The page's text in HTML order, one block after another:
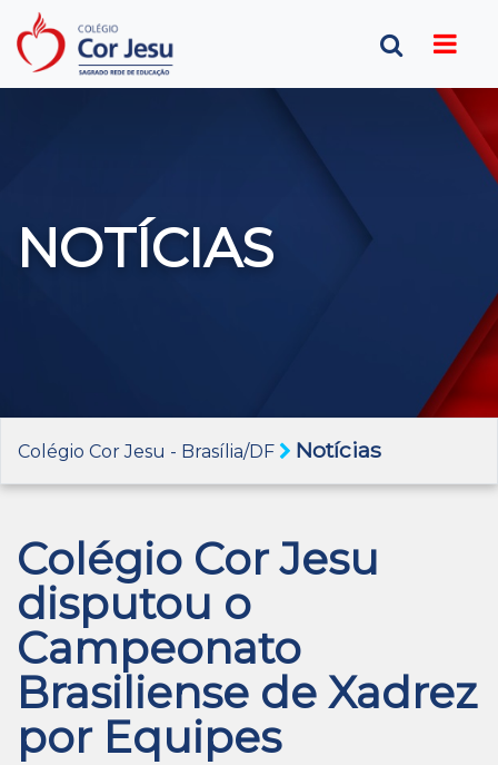
NOTÍCIAS
Colégio Cor Jesu - Brasília/DF Notícias
Colégio Cor Jesu
disputou o
Campeonato
Brasiliense de Xadrez
por Equipes